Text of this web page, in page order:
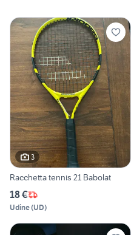
3
Racchetta tennis 21 Babolat
18 €
Udine(UD)